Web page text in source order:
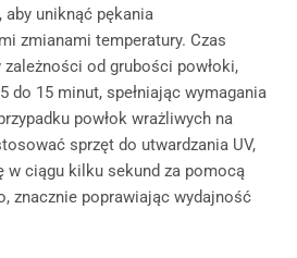
uniknąć pękania
zmianami temperatury. Czas
od grubości powłoki,
do 15 minut, spełniając wymagania
powłok wrażliwych na
sprzęt do utwardzania UV,
w ciągu kilku sekund za pomocą
znacznie poprawiając wydajność